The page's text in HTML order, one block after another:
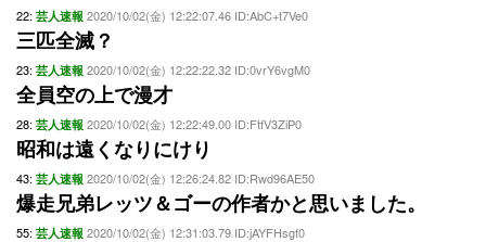
22: 芸人速報 2020/10/02(金) 12:22:07.46 ID:AbC+t7Ve0
三匹全滅？
23: 芸人速報 2020/10/02(金) 12:22:22.32 ID:0vrY6vgM0
全員空の上で漫才
28: 芸人速報 2020/10/02(金) 12:22:49.00 ID:FtfV3ZiP0
昭和は遠くなりにけり
43: 芸人速報 2020/10/02(金) 12:26:24.82 ID:Rwd96AE50
爆走兄弟レッツ＆ゴーの作者かと思いました。
55: 芸人速報 2020/10/02(金) 12:31:03.79 ID:jAYFHsgf0